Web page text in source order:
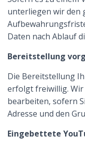
unterliegen wir den
Daten nach Ablauf
Bereitstellung
Die Bereitstellung
erfolgt freiwillig.
bearbeiten, sofern
Adresse und den
Eingebettete